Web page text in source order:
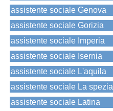
assistente sociale Genova
assistente sociale Gorizia
assistente sociale Imperia
assistente sociale Isernia
assistente sociale L'aquila
assistente sociale La spezia
assistente sociale Latina